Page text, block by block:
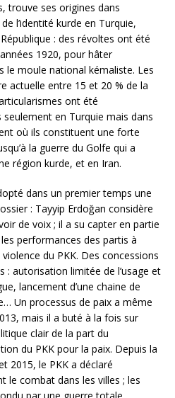
trouve ses origines dans
l’identité kurde en Turquie,
: des révoltes ont été
1920, pour hâter
le moule national kémaliste. Les
actuelle entre 15 et 20 % de la
ont été
en Turquie mais dans
où ils constituent une forte
la guerre du Golfe qui a
région kurde, et en Iran.
dans un premier temps une
: Tayyip Erdoğan considère
de voix ; il a su capter en partie
performances des partis à
du PKK. Des concessions
: autorisation limitée de l’usage et
lancement d’une chaine de
Un processus de paix a même
mais il a buté à la fois sur
clair de la part du
du PKK pour la paix. Depuis la
2015, le PKK a déclaré
le combat dans les villes ; les